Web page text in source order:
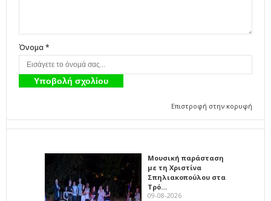
Όνομα *
Επιστροφή στην κορυφή
Μουσική παράσταση
με τη Χριστίνα
Σπηλιακοπούλου στα
Τρό…
09-08-2026